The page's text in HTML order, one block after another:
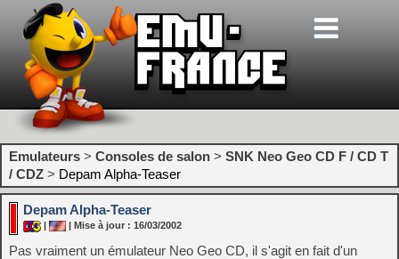
Emulateurs > Consoles de salon > SNK Neo Geo CD F / CD T
/ CDZ > Depam Alpha-Teaser
Depam Alpha-Teaser
| | Mise à jour : 16/03/2002
Pas vraiment un émulateur Neo Geo CD, il s'agit en fait d'un